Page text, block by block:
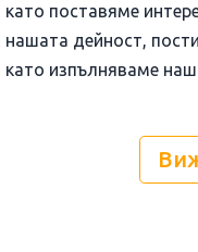
като поставяме
нашата дейност,
като изпълняваме